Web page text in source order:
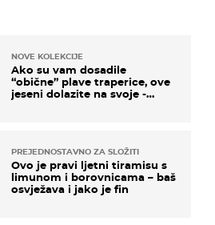
NOVE KOLEKCIJE
Ako su vam dosadile
“obične” plave traperice, ove
jeseni dolazite na svoje -
PREJEDNOSTAVNO ZA SLOŽITI
Ovo je pravi ljetni tiramisu s
limunom i borovnicama – baš
osvježava i jako je fin